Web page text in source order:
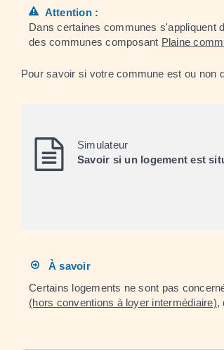
Attention :
Dans certaines communes s'appliquent
des communes composant Plaine
Pour savoir si votre commune est ou non
Simulateur
Savoir si un logement est
À savoir
Certains logements ne sont pas
(hors conventions à loyer intermédiaire),